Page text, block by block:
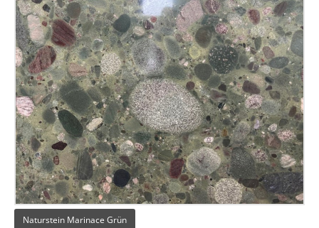
Naturstein Marinace Grün